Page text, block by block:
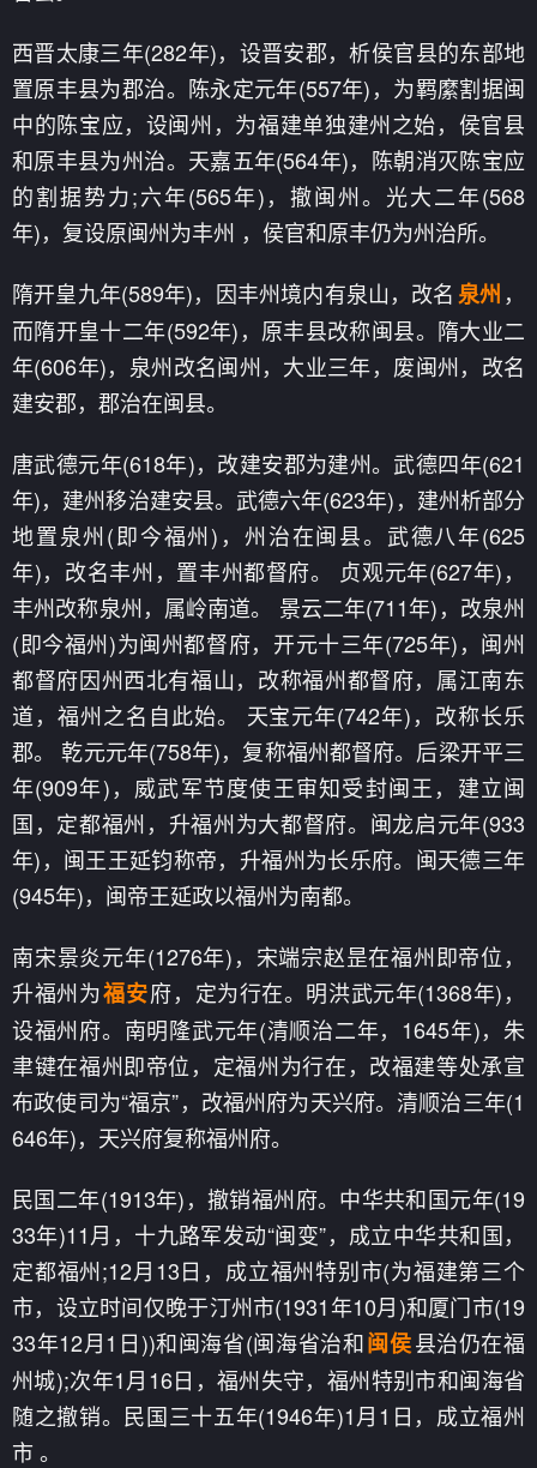
西晋太康三年(282年)，设晋安郡，析侯官县的东部地
置原丰县为郡治。陈永定元年(557年)，为羁縻割据闽
中的陈宝应，设闽州，为福建单独建州之始，侯官县
和原丰县为州治。天嘉五年(564年)，陈朝消灭陈宝应
的割据势力;六年(565年)，撤闽州。光大二年(568
年)，复设原闽州为丰州 ，侯官和原丰仍为州治所。
隋开皇九年(589年)，因丰州境内有泉山，改名泉州 ，
而隋开皇十二年(592年)，原丰县改称闽县。隋大业二
年(606年)，泉州改名闽州，大业三年，废闽州，改名
建安郡，郡治在闽县。
唐武德元年(618年)，改建安郡为建州。武德四年(621
年)，建州移治建安县。武德六年(623年)，建州析部分
地置泉州(即今福州)，州治在闽县。武德八年(625
年)，改名丰州，置丰州都督府。 贞观元年(627年)，
丰州改称泉州，属岭南道。 景云二年(711年)，改泉州
(即今福州)为闽州都督府，开元十三年(725年)，闽州
都督府因州西北有福山，改称福州都督府，属江南东
道，福州之名自此始。 天宝元年(742年)，改称长乐
郡。 乾元元年(758年)，复称福州都督府。后梁开平三
年(909年)，威武军节度使王审知受封闽王，建立闽
国，定都福州，升福州为大都督府。闽龙启元年(933
年)，闽王王延钧称帝，升福州为长乐府。闽天德三年
(945年)，闽帝王延政以福州为南都。
南宋景炎元年(1276年)，宋端宗赵昰在福州即帝位，
升福州为福安府，定为行在。明洪武元年(1368年)，
设福州府。南明隆武元年(清顺治二年，1645年)，朱
聿键在福州即帝位，定福州为行在，改福建等处承宣
布政使司为“福京”，改福州府为天兴府。清顺治三年(1
646年)，天兴府复称福州府。
民国二年(1913年)，撤销福州府。中华共和国元年(19
33年)11月，十九路军发动“闽变”，成立中华共和国，
定都福州;12月13日，成立福州特别市(为福建第三个
市，设立时间仅晚于汀州市(1931年10月)和厦门市(19
33年12月1日))和闽海省(闽海省治和闽侯县治仍在福
州城);次年1月16日，福州失守，福州特别市和闽海省
随之撤销。民国三十五年(1946年)1月1日，成立福州
市 。